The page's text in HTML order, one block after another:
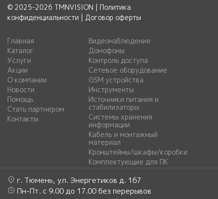
© 2025-2026 TMNVISION | Политика
конфиденциальности | Договор оферты
Главная
Каталог
Услуги
Акции
О компании
Новости
Помощь
Стать партнером
Контакты
Видеонаблюдение
Домофоны
Контроль доступа
Сетевое оборудование
GSM устройства
Инструменты
Источники питания и
стабилизаторы
Системы хранения
информации
Кабель и монтажный
материал
Кронштейны/шкафы/коробки
Комплектующие для ПК
г. Тюмень, ул. Энергетиков д. 167
Пн-Пт. с 9.00 до 17.00 без перерывов